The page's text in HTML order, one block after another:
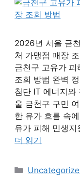
2026년 서울 금
처 가맹점 매장
금천구 고유가
조회 방법 완벽
첨단 IT 에너지와
울 금천구 구민
한 유가 흐름 속
유가 피해 민생지
더 읽기
카